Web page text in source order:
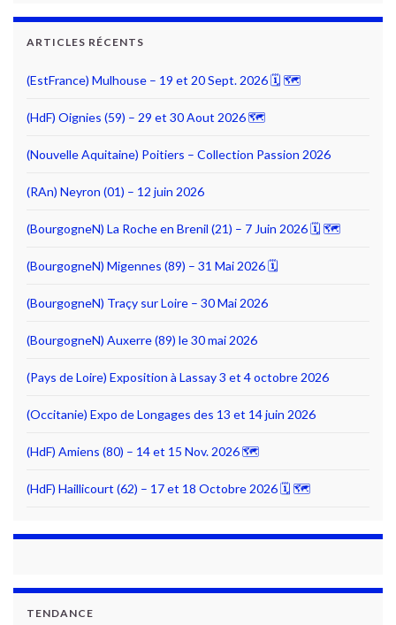
ARTICLES RÉCENTS
(EstFrance) Mulhouse – 19 et 20 Sept. 2026 🗓 🗺
(HdF) Oignies (59) – 29 et 30 Aout 2026 🗺
(Nouvelle Aquitaine) Poitiers – Collection Passion 2026
(RAn) Neyron (01) – 12 juin 2026
(BourgogneN) La Roche en Brenil (21) – 7 Juin 2026 🗓 🗺
(BourgogneN) Migennes (89) – 31 Mai 2026 🗓
(BourgogneN) Traçy sur Loire – 30 Mai 2026
(BourgogneN) Auxerre (89) le 30 mai 2026
(Pays de Loire) Exposition à Lassay 3 et 4 octobre 2026
(Occitanie) Expo de Longages des 13 et 14 juin 2026
(HdF) Amiens (80) – 14 et 15 Nov. 2026 🗺
(HdF) Haillicourt (62) – 17 et 18 Octobre 2026 🗓 🗺
TENDANCE